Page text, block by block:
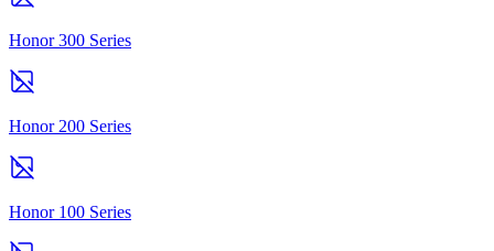
Honor 300 Series
Honor 200 Series
Honor 100 Series